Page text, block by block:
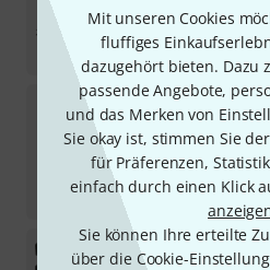
Mit unseren Cookies
fluffiges
dazugehört bieten. Dazu
passende Angebote,
und das Merken von
Sie okay ist, stimmen Sie
für Präferenzen,
einfach durch einen Klick
Sie können Ihre erteilte
über die Cookie-
4.715 €
UVP:
-23%
RCF ART912/18-AS
Sofort lieferbar
4.375€
UVP:
-11%
RCF HDL 10 Set